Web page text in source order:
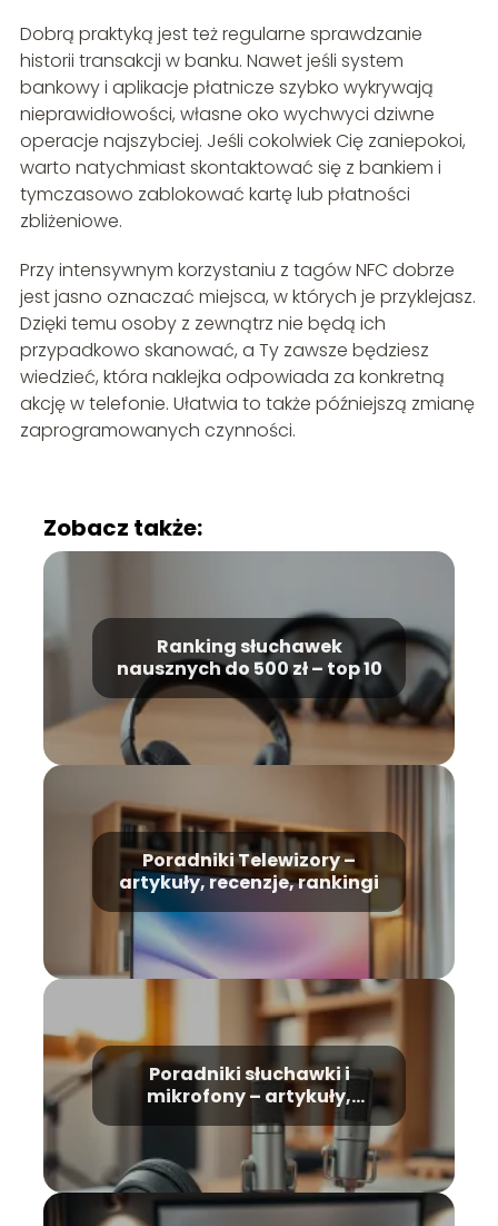
Dobrą praktyką jest też regularne sprawdzanie
historii transakcji w banku. Nawet jeśli system
bankowy i aplikacje płatnicze szybko wykrywają
nieprawidłowości, własne oko wychwyci dziwne
operacje najszybciej. Jeśli cokolwiek Cię zaniepokoi,
warto natychmiast skontaktować się z bankiem i
tymczasowo zablokować kartę lub płatności
zbliżeniowe.
Przy intensywnym korzystaniu z tagów NFC dobrze
jest jasno oznaczać miejsca, w których je przyklejasz.
Dzięki temu osoby z zewnątrz nie będą ich
przypadkowo skanować, a Ty zawsze będziesz
wiedzieć, która naklejka odpowiada za konkretną
akcję w telefonie. Ułatwia to także późniejszą zmianę
zaprogramowanych czynności.
Zobacz także:
Ranking słuchawek
nausznych do 500 zł – top 10
Poradniki Telewizory –
artykuły, recenzje, rankingi
Poradniki słuchawki i
mikrofony – artykuły,
recenzje, rankingi